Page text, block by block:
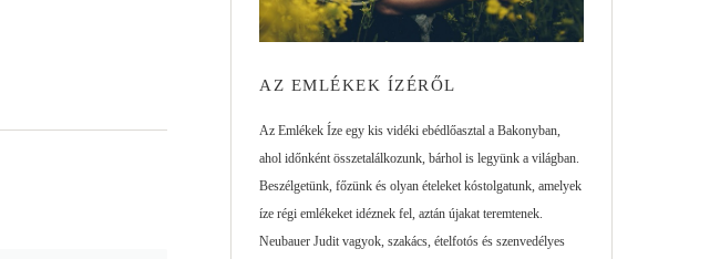
AZ EMLÉKEK ÍZÉRŐL
Az Emlékek Íze egy kis vidéki ebédlőasztal a Bakonyban,
ahol időnként összetalálkozunk, bárhol is legyünk a világban.
Beszélgetünk, főzünk és olyan ételeket kóstolgatunk, amelyek
íze régi emlékeket idéznek fel, aztán újakat teremtenek.
Neubauer Judit vagyok, szakács, ételfotós és szenvedélyes